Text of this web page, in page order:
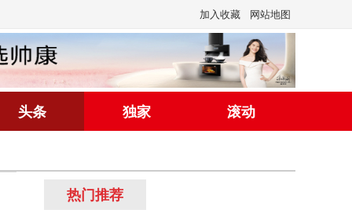
加入收藏 网站地图
头条 独家 滚动
热门推荐